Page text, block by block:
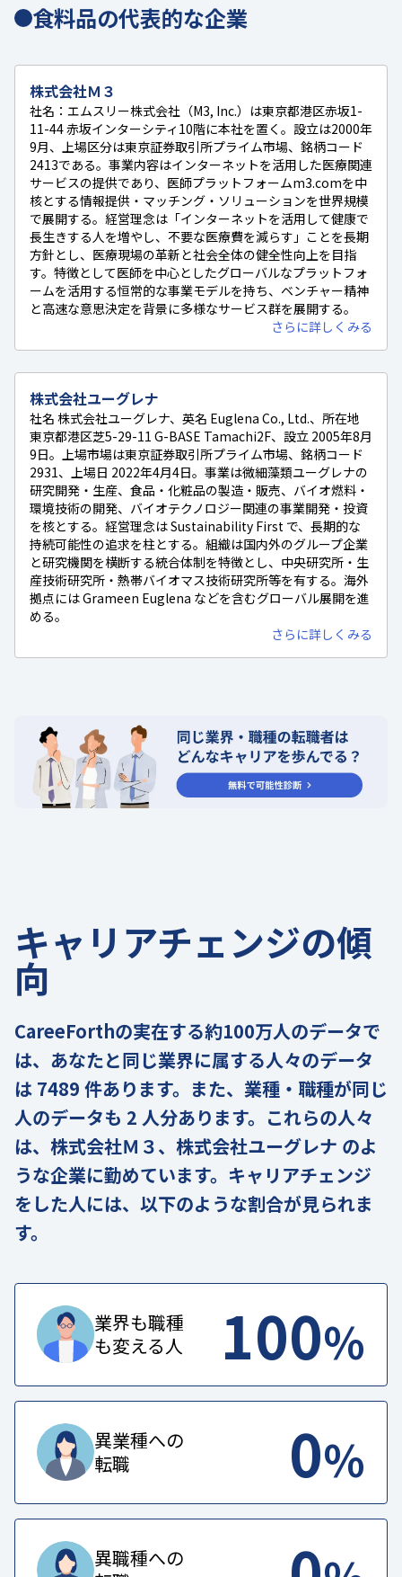
食料品の代表的な企業
株式会社Ｍ３
社名：エムスリー株式会社（M3, Inc.）は東京都港区赤坂1-
11-44 赤坂インターシティ10階に本社を置く。設立は2000年
9月、上場区分は東京証券取引所プライム市場、銘柄コード
2413である。事業内容はインターネットを活用した医療関連
サービスの提供であり、医師プラットフォームm3.comを中
核とする情報提供・マッチング・ソリューションを世界規模
で展開する。経営理念は「インターネットを活用して健康で
長生きする人を増やし、不要な医療費を減らす」ことを長期
方針とし、医療現場の革新と社会全体の健全性向上を目指
す。特徴として医師を中心としたグローバルなプラットフォ
ームを活用する恒常的な事業モデルを持ち、ベンチャー精神
と高速な意思決定を背景に多様なサービス群を展開する。
さらに詳しくみる
株式会社ユーグレナ
社名 株式会社ユーグレナ、英名 Euglena Co., Ltd.、所在地
東京都港区芝5-29-11 G-BASE Tamachi2F、設立 2005年8月
9日。上場市場は東京証券取引所プライム市場、銘柄コード
2931、上場日 2022年4月4日。事業は微細藻類ユーグレナの
研究開発・生産、食品・化粧品の製造・販売、バイオ燃料・
環境技術の開発、バイオテクノロジー関連の事業開発・投資
を核とする。経営理念は Sustainability First で、長期的な
持続可能性の追求を柱とする。組織は国内外のグループ企業
と研究機関を横断する統合体制を特徴とし、中央研究所・生
産技術研究所・熱帯バイオマス技術研究所等を有する。海外
拠点には Grameen Euglena などを含むグローバル展開を進
める。
さらに詳しくみる
キャリアチェンジの傾
向
CareeForthの実在する約100万人のデータで
は、あなたと同じ業界に属する人々のデータ
は 7489 件あります。また、業種・職種が同じ
人のデータも 2 人分あります。これらの人々
は、株式会社Ｍ３、株式会社ユーグレナ のよ
うな企業に勤めています。キャリアチェンジ
をした人には、以下のような割合が見られま
す。
業界も職種
も変える人
100%
異業種への
転職
0%
異職種への